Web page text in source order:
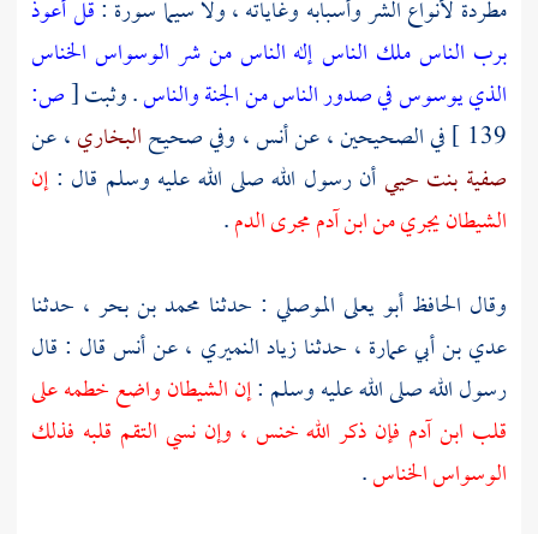
مطردة لأنواع الشر وأسبابه وغاياته ، ولا سيما سورة :قل أعوذ
برب الناس ملك الناس إله الناس من شر الوسواس الخناس
الذي يوسوس في صدور الناس من الجنة والناس. وثبت[ص:
139 ] في الصحيحين ، عنأنس، وفي صحيحالبخاري، عن
صفية بنت حييأن رسول الله صلى الله عليه وسلم قال :إن
الشيطان يجري من ابن آدم مجرى الدم.
وقال الحافظأبو يعلى الموصلي : حدثنا محمد بن بحر ، حدثنا
عدي بن أبي عمارة ، حدثنازياد النميري ، عنأنسقال : قال
رسول الله صلى الله عليه وسلم :إن الشيطان واضع خطمه على
قلب ابن آدم فإن ذكر الله خنس ، وإن نسي التقم قلبه فذلك
الوسواس الخناس.